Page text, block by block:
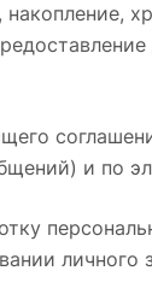
и по